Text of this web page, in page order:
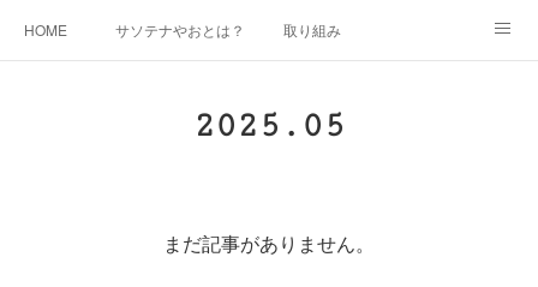
HOME サソテナやおとは？ 取り組み
2025 . 05
まだ記事がありません。